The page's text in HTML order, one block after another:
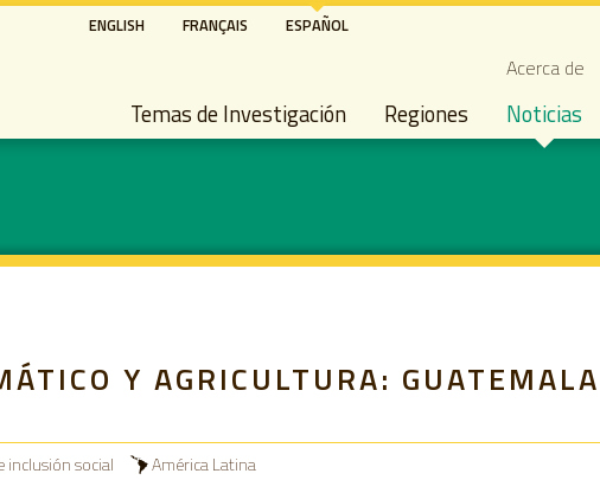
Pasar
principal
ENGLISH FRANÇAIS ESPAÑOL
Acerca de
Main navigation
Temas de Investigación Regiones Noticias
Y AGRICULTURA:
inclusión social América Latina